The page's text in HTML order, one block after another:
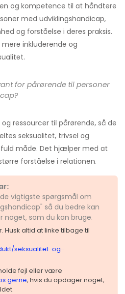
og kompetence til at håndtere
med udviklingshandicap,
og forståelse i deres praksis.
inkluderende og
for pårørende til personer
ressourcer til pårørende, så de
seksualitet, trivsel og
måde. Det hjælper med at
forståelse i relationen.
vigtigste spørgsmål om
så du bedre kan
noget, som du kan bruge.
Husk altid at linke tilbage til
seksualitet-og-
fejl eller være
gerne, hvis du opdager noget,